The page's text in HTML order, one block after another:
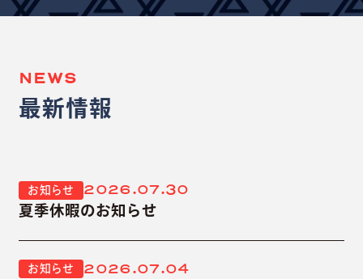
NEWS
最新情報
お知らせ 2026.07.30
夏季休暇のお知らせ
お知らせ 2026.07.04